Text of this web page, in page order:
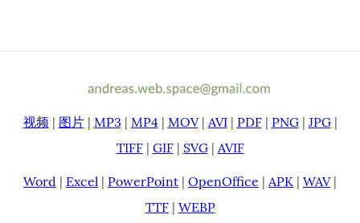
视频 | 图片| MP3 | MP4| MOV| AVI| PDF| PNG| JPG|
TIFF| GIF| SVG| AVIF
Word | Excel | PowerPoint | OpenOffice | APK | WAV|
TTF| WEBP